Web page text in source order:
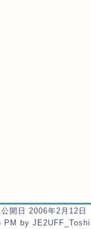
公開日 2006年2月12
PM by